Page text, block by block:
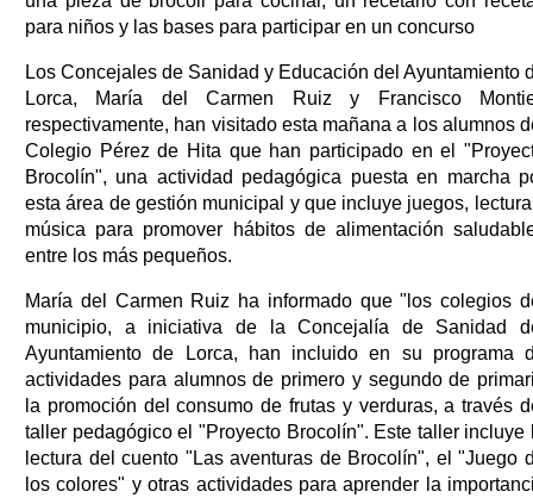
para niños y las bases para participar en un concurso
Los Concejales de Sanidad y Educación del Ayuntamiento
Lorca, María del Carmen Ruiz y Francisco
respectivamente, han visitado esta mañana a los alumnos
Colegio Pérez de Hita que han participado en el
Brocolín", una actividad pedagógica puesta en marcha
esta área de gestión municipal y que incluye juegos,
música para promover hábitos de alimentación
entre los más pequeños.
María del Carmen Ruiz ha informado que "los colegios
municipio, a iniciativa de la Concejalía de Sanidad
Ayuntamiento de Lorca, han incluido en su programa
actividades para alumnos de primero y segundo de
la promoción del consumo de frutas y verduras, a través
taller pedagógico el "Proyecto Brocolín". Este taller incluye
lectura del cuento "Las aventuras de Brocolín", el "Juego
los colores" y otras actividades para aprender la